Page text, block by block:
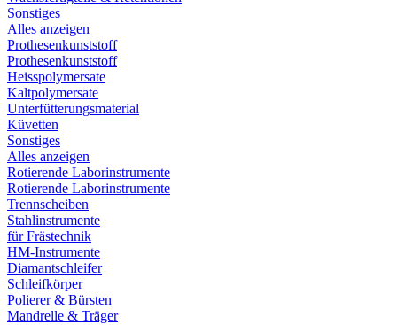
Sonstiges
Alles anzeigen
Prothesenkunststoff
Prothesenkunststoff
Heisspolymersate
Kaltpolymersate
Unterfütterungsmaterial
Küvetten
Sonstiges
Alles anzeigen
Rotierende Laborinstrumente
Rotierende Laborinstrumente
Trennscheiben
Stahlinstrumente
für Frästechnik
HM-Instrumente
Diamantschleifer
Schleifkörper
Polierer & Bürsten
Mandrelle & Träger